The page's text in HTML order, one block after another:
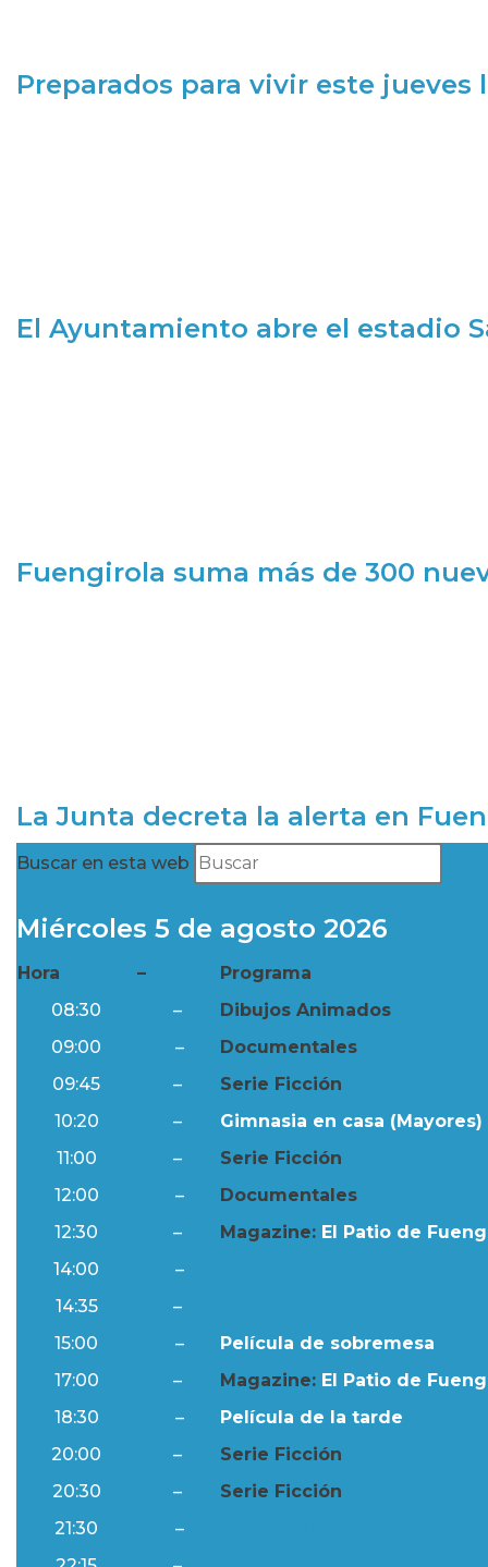
Preparados para vivir este jueves
El Ayuntamiento abre el estadio
Fuengirola suma más de 300
La Junta decreta la alerta en
Buscar en esta web
Miércoles 5 de agosto 2026
Hora –
Programa
08:30
–
Dibujos Animados
09:00
–
Documentales
09:45
–
Serie Ficción
10:20
–
Gimnasia en casa (Mayores)
11:00
–
Serie Ficción
12:00
–
Documentales
12:30
– Magazine: El Patio de
14:00
–
14:35
–
15:00
–
Película de sobremesa
17:00
– Magazine: El Patio de
18:30
–
Película de la tarde
20:00
–
Serie Ficción
20:30
–
Serie Ficción
21:30
–